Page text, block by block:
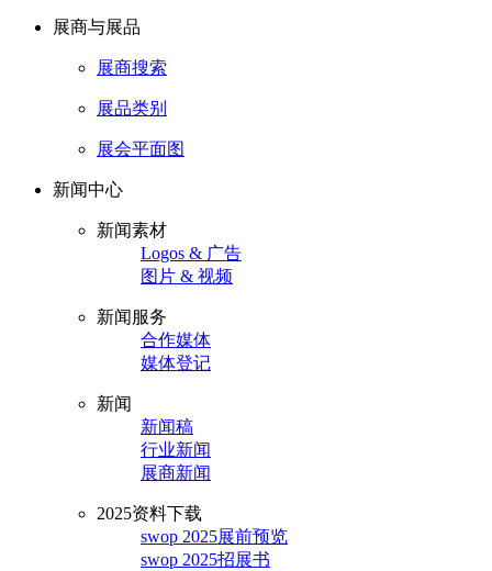
展商与展品
展商搜索
展品类别
展会平面图
新闻中心
新闻素材
Logos & 广告
图片 & 视频
新闻服务
合作媒体
媒体登记
新闻
新闻稿
行业新闻
展商新闻
2025资料下载
swop 2025展前预览
swop 2025招展书